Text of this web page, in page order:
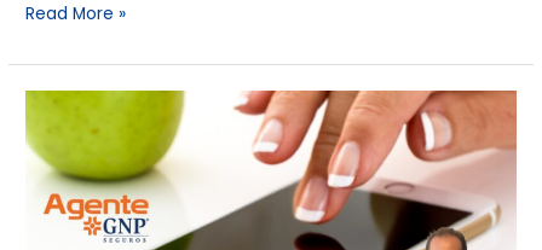
Read More »
Módulo
Virtual:
Apoyo
Hospitalario
por
WhatsApp